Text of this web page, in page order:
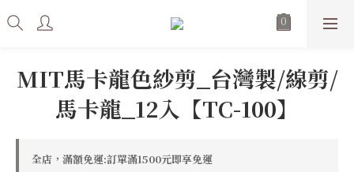
MIT馬卡龍色紗剪_台灣製/線剪/
馬卡龍_12入【TC-100】
全店，滿額免運:訂單滿1500元即享免運